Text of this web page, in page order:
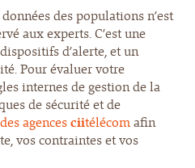
des populations n’est
aux experts. C’est une
d’alerte, et un
Pour évaluer votre
internes de gestion de la
de sécurité et de
agencesciitélécomafin
vos contraintes et vos